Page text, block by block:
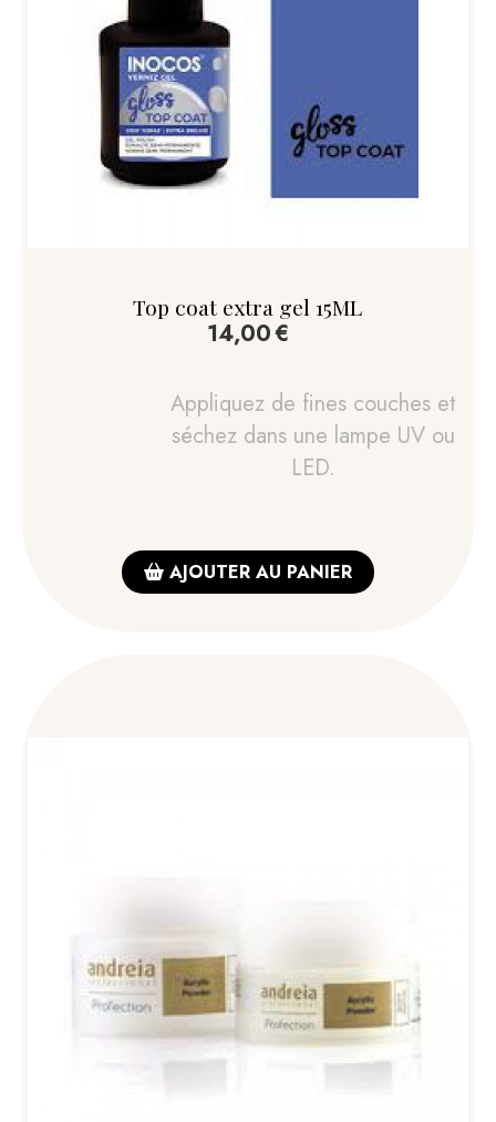
Top coat extra gel 15ML
14,00€
Appliquez de fines couches et
séchez dans une lampe UV ou
LED.
AJOUTER AU PANIER